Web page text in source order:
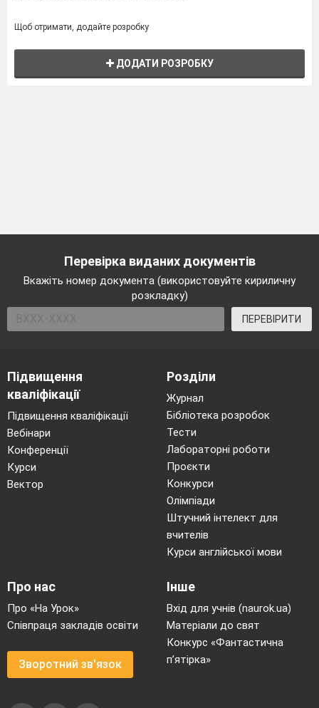
Щоб отримати, додайте розробку
ДОДАТИ РОЗРОБКУ
Перевірка виданих документів
Вкажіть номер документа (використовуйте кириличну
розкладку)
ПЕРЕВІРИТИ
Підвищення
кваліфікації
Підвищення кваліфікації
Вебінари
Конференції
Курси
Вектор
Розділи
Журнал
Бібліотека розробок
Тести
Лабораторні роботи
Проєкти
Конкурси
Олімпіади
Штучний інтелект для
вчителів
Курси англійської мови
Про нас
Про «На Урок»
Співпраця закладів освіти
Зворотний зв'язок
Інше
Вхід для учнів (naurok.ua)
Матеріали до свят
Конкурс «Фантастична
п’ятірка»